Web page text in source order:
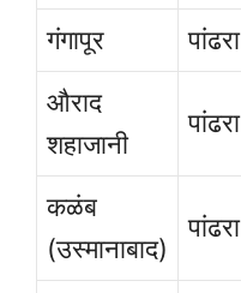
गंगापूर पांढरा
औराद
शहाजानी
पांढरा
कळंब
(उस्मानाबाद)
पांढरा